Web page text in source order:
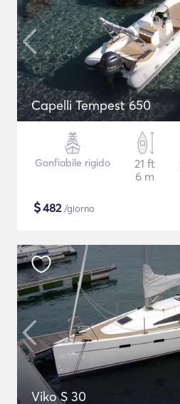
Capelli Tempest 650
Gonfiabile rigido
21 ft
6 m
$482/giorno
Viko S 30